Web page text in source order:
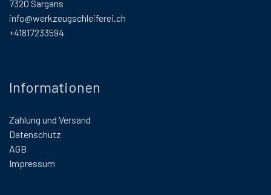
7320 Sargans
info@werkzeugschleiferei.ch
+41817233594
Informationen
Zahlung und Versand
Datenschutz
AGB
Impressum